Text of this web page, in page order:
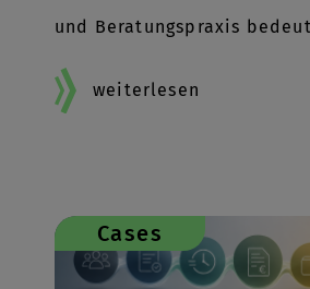
und Beratungspraxis
weiterlesen
Cases